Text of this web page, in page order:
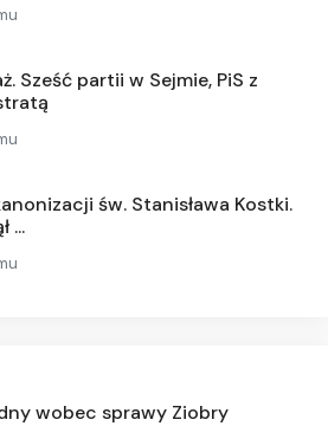
Sześć partii w Sejmie, PiS z
św. Stanisława Kostki.
...
wobec sprawy Ziobry